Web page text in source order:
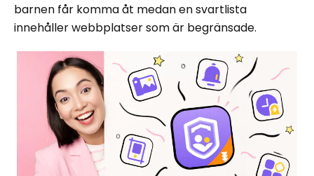
barnen får komma åt medan en svartlista
innehåller webbplatser som är begränsade.